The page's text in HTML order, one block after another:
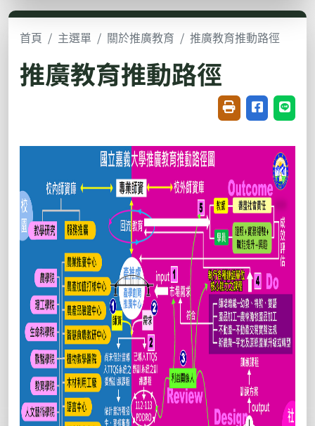
首頁 主選單 關於推廣教育 推廣教育推動路徑
推廣教育推動路徑
友善列印(開新視
分享至臉書
分享